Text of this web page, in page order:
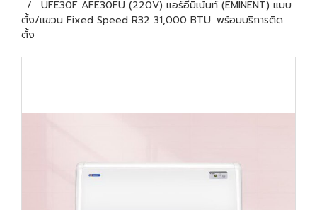
UFE30F AFE30FU (220V) แอร์อีมิเน้นท์ (EMINENT) แบบ
ตั้ง/แขวน Fixed Speed R32 31,000 BTU. พร้อมบริการติด
ตั้ง